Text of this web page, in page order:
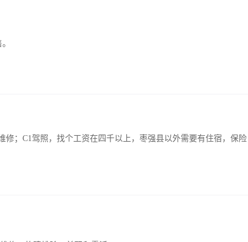
修；C1驾照，找个工资在四千以上，枣强县以外需要有住宿，保险